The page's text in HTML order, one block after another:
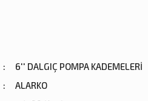
6'' DALGIÇ POMPA KADEMELERİ
ALARKO